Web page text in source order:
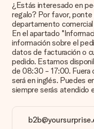
¿Cuál es el tiempo de
obsequio?
El tiempo de entrega se
producto del regalo.
Pago
¿Cómo puedo pagar mi
de crédito o
transferencia bancaria,
¿Estás interesado en
regalo? Por favor,
departamento
En el apartado
información sobre el
datos de facturación o
pedido. Estamos
de 08:30 - 17:00. Fuera
será en inglés. Puedes
siempre serás atendido